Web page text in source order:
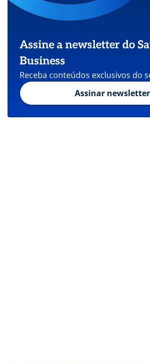
Assine a newsletter do
Business
Receba conteúdos exclusivos do
Assinar newsletter